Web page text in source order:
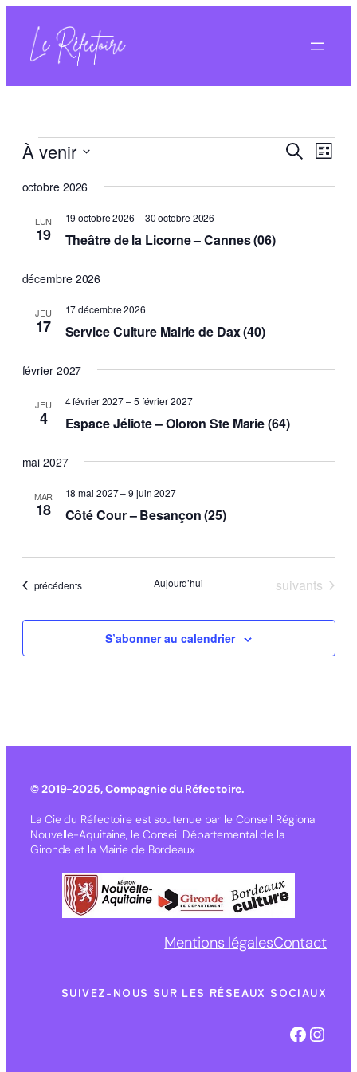
Évènements
vues
Recherche
de
Liste
À venir
une
octobre 2026
LUN
19 Theâtre de la Licorne – Cannes (06)
19 octobre 2026 –30 octobre 2026
décembre 2026
JEU
17 Service Culture Mairie de Dax (40)
17 décembre 2026
février 2027
JEU
4 Espace Jéliote – Oloron Ste Marie (64)
4 février 2027–5 février 2027
mai 2027
MAR
18 Côté Cour – Besançon (25)
18 mai 2027–9 juin 2027
Évènements
précédents Aujourd’hui Évènements
suivants
S’abonner au calendrier
© 2019-2025, Compagnie du Réfectoire.
La Cie du Réfectoire est soutenue par le Conseil Régional
Nouvelle-Aquitaine, le Conseil Départemental de la
Gironde et la Mairie de Bordeaux
Mentions légalesContact
SUIVEZ-NOUS SUR LES RÉSEAUX SOCIAUX
Facebook Instagram